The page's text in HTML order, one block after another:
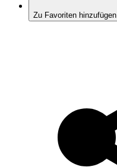
Zu Favoriten hinzufügen